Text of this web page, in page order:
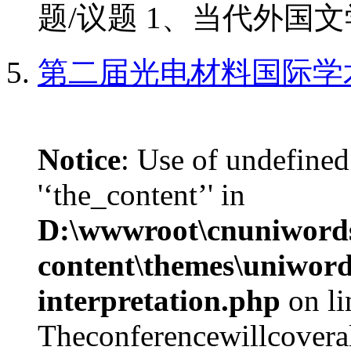
题/议题 1、当代外国文
第二届光电材料国际
Notice: Use of
'‘the_content’' in
interpretation.php on